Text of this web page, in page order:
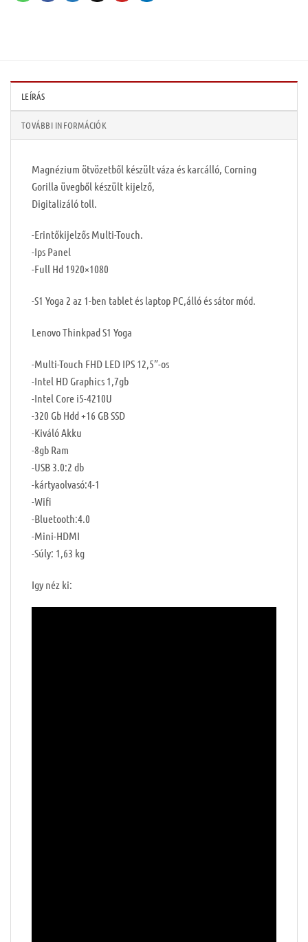
LEÍRÁS
TOVÁBBI INFORMÁCIÓK
Magnézium ötvözetből készült váza és karcálló, Corning
Gorilla üvegből készült kijelző,
Digitalizáló toll.
-Erintőkijelzős Multi-Touch.
-Ips Panel
-Full Hd 1920×1080
-S1 Yoga 2 az 1-ben tablet és laptop PC,álló és sátor mód.
Lenovo Thinkpad S1 Yoga
-Multi-Touch FHD LED IPS 12,5”-os
-Intel HD Graphics 1,7gb
-Intel Core i5-4210U
-320 Gb Hdd +16 GB SSD
-Kiváló Akku
-8gb Ram
-USB 3.0:2 db
-kártyaolvasó:4-1
-Wifi
-Bluetooth:4.0
-Mini-HDMI
-Súly: 1,63 kg
Igy néz ki: